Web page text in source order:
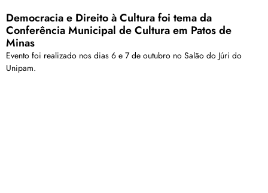
Democracia e Direito à Cultura foi tema da
Conferência Municipal de Cultura em Patos de
Minas
Evento foi realizado nos dias 6 e 7 de outubro no Salão do Júri do
Unipam.